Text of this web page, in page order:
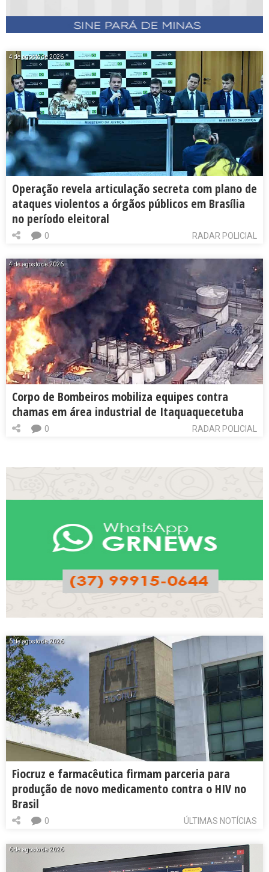
4 de agosto de 2026
Operação revela articulação secreta com plano de
ataques violentos a órgãos públicos em Brasília
no período eleitoral
RADAR POLICIAL
0
4 de agosto de 2026
Corpo de Bombeiros mobiliza equipes contra
chamas em área industrial de Itaquaquecetuba
RADAR POLICIAL
0
6 de agosto de 2026
Fiocruz e farmacêutica firmam parceria para
produção de novo medicamento contra o HIV no
Brasil
ÚLTIMAS NOTÍCIAS
0
6 de agosto de 2026